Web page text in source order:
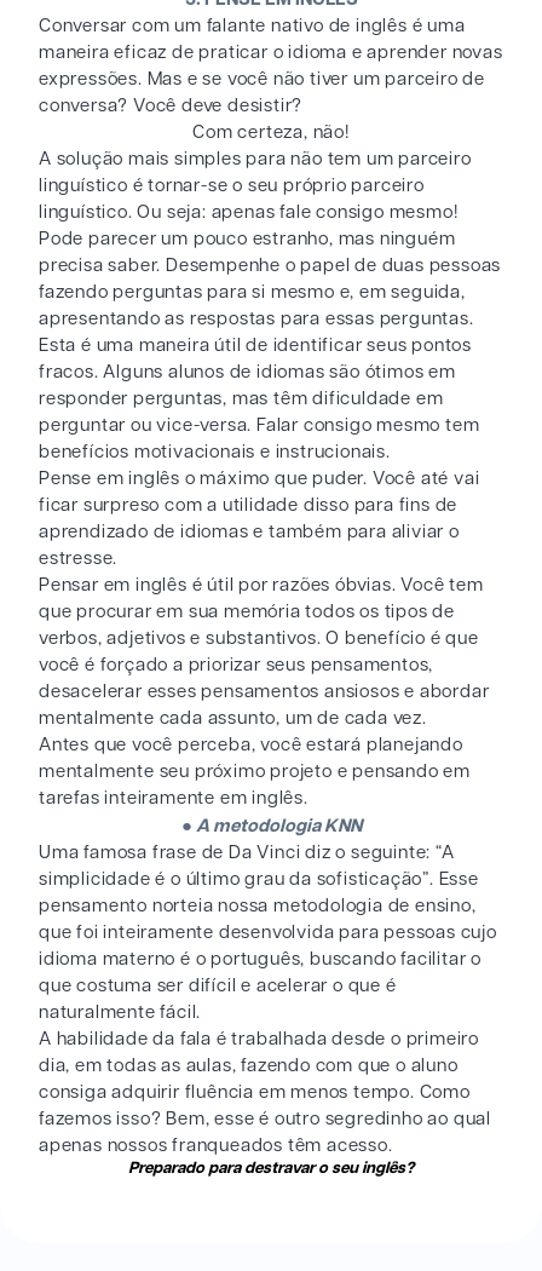
Conversar com um falante nativo de inglês é uma
maneira eficaz de praticar o idioma e aprender novas
expressões. Mas e se você não tiver um parceiro de
conversa? Você deve desistir?
Com certeza, não!
A solução mais simples para não tem um parceiro
linguístico é tornar-se o seu próprio parceiro
linguístico. Ou seja: apenas fale consigo mesmo!
Pode parecer um pouco estranho, mas ninguém
precisa saber. Desempenhe o papel de duas pessoas
fazendo perguntas para si mesmo e, em seguida,
apresentando as respostas para essas perguntas.
Esta é uma maneira útil de identificar seus pontos
fracos. Alguns alunos de idiomas são ótimos em
responder perguntas, mas têm dificuldade em
perguntar ou vice-versa. Falar consigo mesmo tem
benefícios motivacionais e instrucionais.
Pense em inglês o máximo que puder. Você até vai
ficar surpreso com a utilidade disso para fins de
aprendizado de idiomas e também para aliviar o
estresse.
Pensar em inglês é útil por razões óbvias. Você tem
que procurar em sua memória todos os tipos de
verbos, adjetivos e substantivos. O benefício é que
você é forçado a priorizar seus pensamentos,
desacelerar esses pensamentos ansiosos e abordar
mentalmente cada assunto, um de cada vez.
Antes que você perceba, você estará planejando
mentalmente seu próximo projeto e pensando em
tarefas inteiramente em inglês.
● A metodologia KNN
Uma famosa frase de Da Vinci diz o seguinte: “A
simplicidade é o último grau da sofisticação”. Esse
pensamento norteia nossa metodologia de ensino,
que foi inteiramente desenvolvida para pessoas cujo
idioma materno é o português, buscando facilitar o
que costuma ser difícil e acelerar o que é
naturalmente fácil.
A habilidade da fala é trabalhada desde o primeiro
dia, em todas as aulas, fazendo com que o aluno
consiga adquirir fluência em menos tempo. Como
fazemos isso? Bem, esse é outro segredinho ao qual
apenas nossos franqueados têm acesso.
Preparado para destravar o seu inglês?